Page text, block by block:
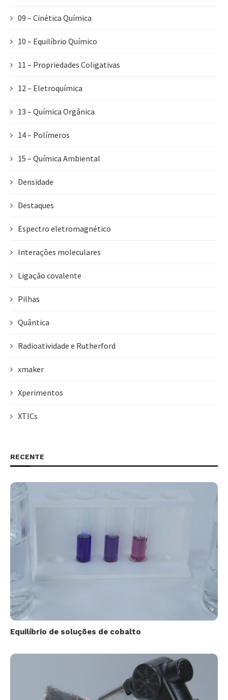
09 – Cinética Química
10 – Equilíbrio Químico
11 – Propriedades Coligativas
12 – Eletroquímica
13 – Química Orgânica
14 – Polímeros
15 – Química Ambiental
Densidade
Destaques
Espectro eletromagnético
Interações moleculares
Ligação covalente
Pilhas
Quântica
Radioatividade e Rutherford
xmaker
Xperimentos
XTICs
RECENTE
Equilíbrio de soluções de cobalto